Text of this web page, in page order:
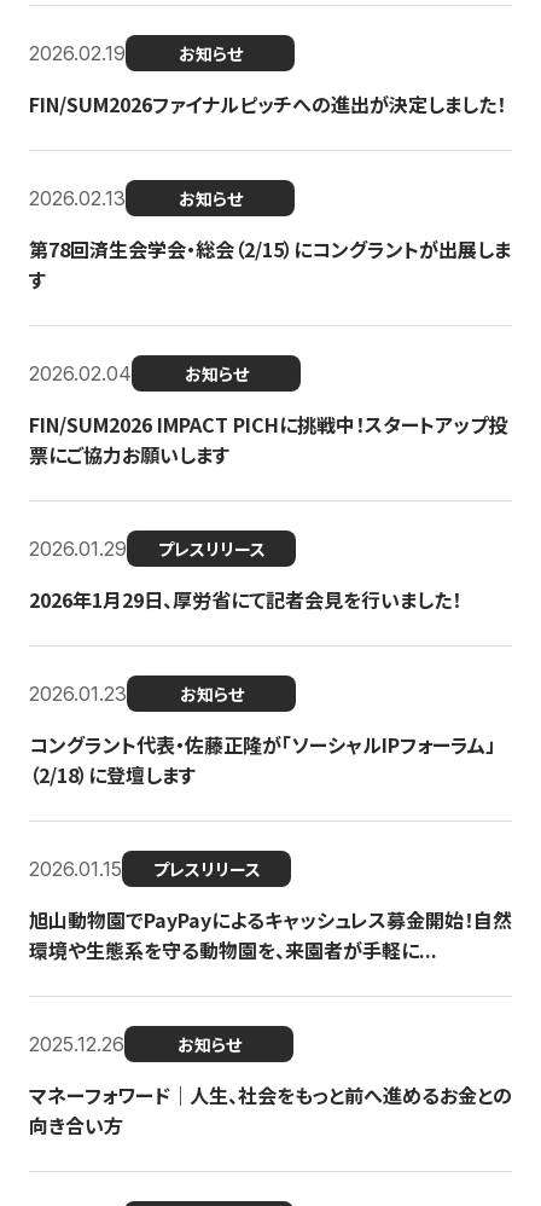
2026.02.19 お知らせ
FIN/SUM2026ファイナルピッチへの進出が決定しました！
2026.02.13 お知らせ
第78回済生会学会・総会（2/15）にコングラントが出展しま
す
2026.02.04 お知らせ
FIN/SUM2026 IMPACT PICHに挑戦中！スタートアップ投
票にご協力お願いします
2026.01.29 プレスリリース
2026年1月29日、厚労省にて記者会見を行いました！
2026.01.23 お知らせ
コングラント代表・佐藤正隆が「ソーシャルIPフォーラム」
（2/18）に登壇します
2026.01.15 プレスリリース
旭山動物園でPayPayによるキャッシュレス募金開始！自然
環境や生態系を守る動物園を、来園者が手軽に...
2025.12.26 お知らせ
マネーフォワード｜人生、社会をもっと前へ進めるお金との
向き合い方